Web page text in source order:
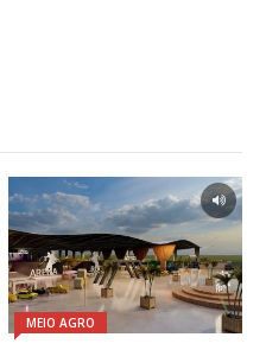
MEIO AGRO